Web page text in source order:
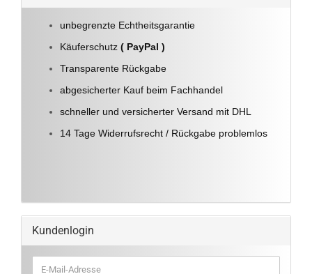
unbegrenzte Echtheitsgarantie
Käuferschutz ( PayPal )
Transparente Rückgabe
abgesicherter Kauf beim Fachhandel
schneller und versicherter Versand mit DHL
14 Tage Widerrufsrecht / Rückgabe problemlos
Kundenlogin
E-